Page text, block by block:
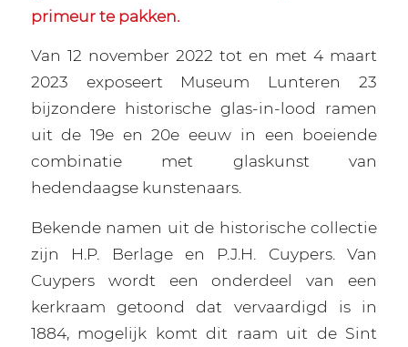
primeur te pakken.
Van 12 november 2022 tot en met 4 maart
2023 exposeert Museum Lunteren 23
bijzondere historische glas-in-lood ramen
uit de 19e en 20e eeuw in een boeiende
combinatie met glaskunst van
hedendaagse kunstenaars.
Bekende namen uit de historische collectie
zijn H.P. Berlage en P.J.H. Cuypers. Van
Cuypers wordt een onderdeel van een
kerkraam getoond dat vervaardigd is in
1884, mogelijk komt dit raam uit de Sint